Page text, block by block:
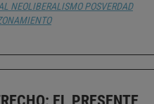
NEOLIBERALISMO POSVERDAD